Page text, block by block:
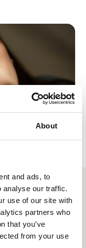
About
and ads, to
analyse our traffic.
use of our site with
partners who
that you’ve
from your use